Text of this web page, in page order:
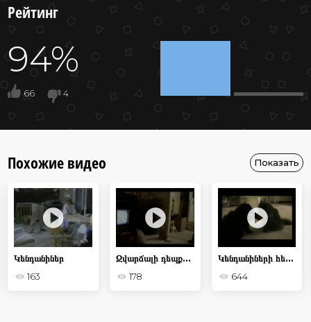
Рейтинг
94%
66 4
Похожие видео Показать
Կենդանիներ
163
Զվարճալի դեպքեր կատուների կյանքից
178
Կենդանիների հետ տարբեր կատակներ
644